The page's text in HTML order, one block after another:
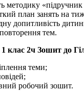
методику
план занять на
допитливість
тем.
клас 2ч Зошит до
теми;
робочий зошит.